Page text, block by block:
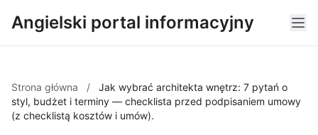
Angielski portal informacyjny
Strona główna /
Jak wybrać architekta wnętrz: 7 pytań o
styl, budżet i terminy — checklista przed podpisaniem umowy
(z checklistą kosztów i umów).